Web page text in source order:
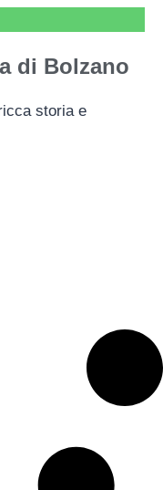
di Bolzano
storia e